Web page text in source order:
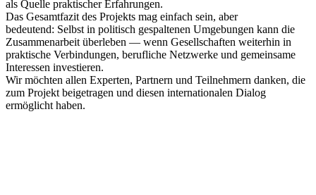
als Quelle praktischer Erfahrungen.
Das Gesamtfazit des Projekts mag einfach sein, aber
bedeutend: Selbst in politisch gespaltenen Umgebungen kann die
Zusammenarbeit überleben — wenn Gesellschaften weiterhin in
praktische Verbindungen, berufliche Netzwerke und gemeinsame
Interessen investieren.
Wir möchten allen Experten, Partnern und Teilnehmern danken, die
zum Projekt beigetragen und diesen internationalen Dialog
ermöglicht haben.